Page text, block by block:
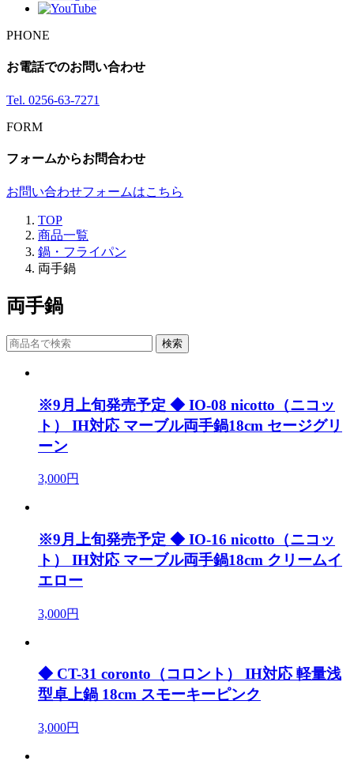
PHONE
お電話でのお問い合わせ
Tel. 0256-63-7271
FORM
フォームからお問合わせ
お問い合わせフォームはこちら
TOP
商品一覧
鍋・フライパン
両手鍋
両手鍋
検索
※9月上旬発売予定 ◆ IO-08 nicotto（ニコッ
ト） IH対応 マーブル両手鍋18cm セージグリ
ーン
3,000円
※9月上旬発売予定 ◆ IO-16 nicotto（ニコッ
ト） IH対応 マーブル両手鍋18cm クリームイ
エロー
3,000円
◆ CT-31 coronto（コロント） IH対応 軽量浅
型卓上鍋 18cm スモーキーピンク
3,000円